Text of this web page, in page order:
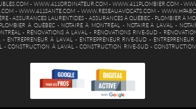
- WWW.411ORDINATEUR.COM - WWW.411PLOMBIER.COM -
-WWW.411SANTE.COM - WWW.RESEAUAVOCATS.COM -
-ASSURANCES LAURENTIDES - ASSURANCES À QUÉBEC- PLOMBIER À
PLOMBIER À QUÉBEC- NOTAIRE À MONTRÉAL - NOTAIRE À LAVAL -
- RÉNOVATIONS À LAVAL - RÉNOVATIONS RIVE-SUD -
- ENTREPRENEUR À LAVAL - ENTREPRENEUR RIVE-SUD -
-CONSTRUCTION À LAVAL -CONSTRUCTION RIVE-SUD-